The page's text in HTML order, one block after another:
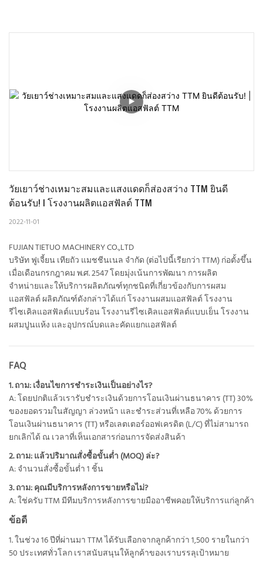
วัยเยาว์ช่างเหมาะสมและแสงแดดก็ส่องสว่าง TTM ยินดี
ต้อนรับ! | โรงงานผลิตแอสฟัลต์ TTM
2022-11-01
FUJIAN TIETUO MACHINERY CO.,LTD
บริษัท ฟูเจี้ยน เทียถัว แมชชีนเนล จำกัด (ต่อไปนี้เรียกว่า TTM) ก่อตั้งขึ้น
เมื่อเดือนกรกฎาคม พ.ศ. 2547 โดยมุ่งเน้นการพัฒนา การผลิต
จำหน่ายและให้บริการผลิตภัณฑ์ทุกชนิดที่เกี่ยวข้องกับการผสม
แอสฟัลต์ ผลิตภัณฑ์ดังกล่าวได้แก่ โรงงานผสมแอสฟัลต์ โรงงาน
รีไซเคิลแอสฟัลต์แบบร้อน โรงงานรีไซเคิลแอสฟัลต์แบบเย็น โรงงาน
ผสมปูนแห้ง และอุปกรณ์บดและคัดแยกแอสฟัลต์
FAQ
1. ถาม: เงื่อนไขการชำระเงินเป็นอย่างไร?
A: โดยปกติแล้วเรารับชำระเงินด้วยการโอนเงินผ่านธนาคาร (TT) 30%
ของยอดรวมในสัญญา ล่วงหน้า และชำระส่วนที่เหลือ 70% ด้วยการ
โอนเงินผ่านธนาคาร (TT) หรือเลตเตอร์ออฟเครดิต (L/C) ที่ไม่สามารถ
ยกเลิกได้ ณ เวลาที่เห็นเอกสารก่อนการจัดส่งสินค้า
2. ถาม: แล้วปริมาณสั่งซื้อขั้นต่ำ (MOQ) ล่ะ?
A: จำนวนสั่งซื้อขั้นต่ำ 1 ชิ้น
3. ถาม: คุณมีบริการหลังการขายหรือไม่?
A: ใช่ครับ TTM มีทีมบริการหลังการขายมืออาชีพคอยให้บริการแก่ลูกค้า
ข้อดี
1. ในช่วง 16 ปีที่ผ่านมา TTM ได้รับเลือกจากลูกค้ากว่า 1,500 รายในกว่า
50 ประเทศทั่วโลก เราสนับสนุนให้ลูกค้าของเราบรรลุเป้าหมาย